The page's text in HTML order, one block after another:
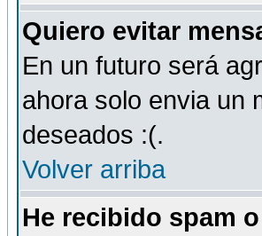
Quiero evitar
En un futuro será
ahora solo envia un
deseados :(.
Volver arriba
He recibido spam